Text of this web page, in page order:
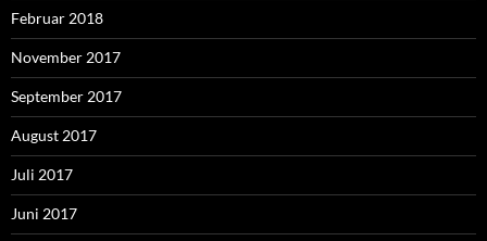
Februar 2018
November 2017
September 2017
August 2017
Juli 2017
Juni 2017